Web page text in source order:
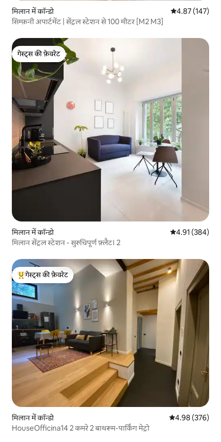
मिलान में कॉन्डो औसत रेटिंग 5 में से
4.87 (147)
सिम्फ़नी अपार्टमेंट | सेंट्रल स्टेशन से 100 मीटर [M2 M3]
गेस्ट्स की फ़ेवरेट
गेस्ट्स की फ़ेवरेट
मिलान में कॉन्डो औसत रेटिंग 5 में से
4.91 (384)
मिलान सेंट्रल स्टेशन - सुरुचिपूर्ण फ़्लैट। 2
गेस्ट्स का टॉप फ़ेवरेट
गेस्ट्स की फ़ेवरेट
मिलान में कॉन्डो औसत रेटिंग 5 में से
4.98 (376)
HouseOfficina14 2 कमरे 2 बाथरूम-पार्किंग मेट्रो